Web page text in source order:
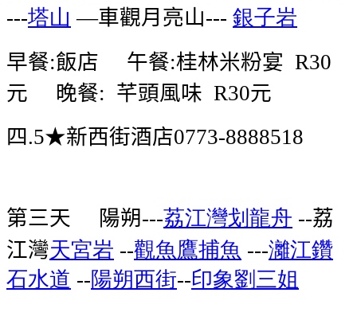
---塔山 —車觀月亮山--- 銀子岩
早餐:飯店 午餐:桂林米粉宴 R30
元 晚餐: 芊頭風味 R30元
四.5★新西街酒店0773-8888518
第三天 陽朔---荔江灣划龍舟 --荔
江灣天宮岩 --觀魚鷹捕魚 ---灕江鑽
石水道 --陽朔西街--印象劉三姐